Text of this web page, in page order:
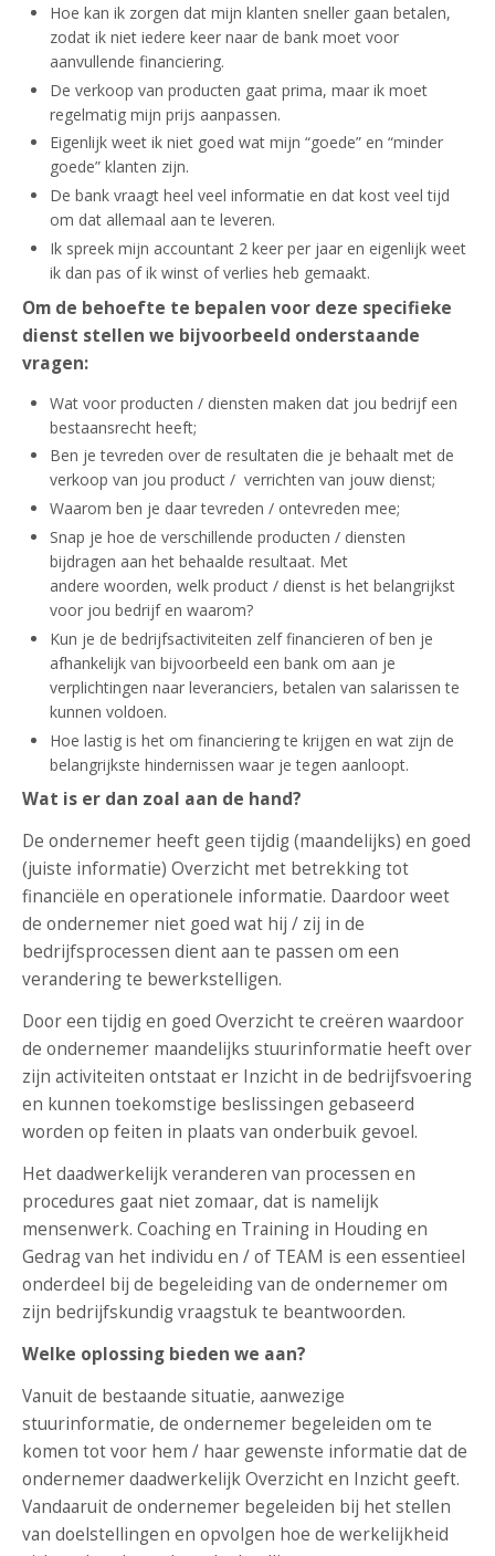
Hoe kan ik zorgen dat mijn klanten sneller gaan betalen,
zodat ik niet iedere keer naar de bank moet voor
aanvullende financiering.
De verkoop van producten gaat prima, maar ik moet
regelmatig mijn prijs aanpassen.
Eigenlijk weet ik niet goed wat mijn “goede” en “minder
goede” klanten zijn.
De bank vraagt heel veel informatie en dat kost veel tijd
om dat allemaal aan te leveren.
Ik spreek mijn accountant 2 keer per jaar en eigenlijk weet
ik dan pas of ik winst of verlies heb gemaakt.
Om de behoefte te bepalen voor deze specifieke
dienst stellen we bijvoorbeeld onderstaande
vragen:
Wat voor producten / diensten maken dat jou bedrijf een
bestaansrecht heeft;
Ben je tevreden over de resultaten die je behaalt met de
verkoop van jou product / verrichten van jouw dienst;
Waarom ben je daar tevreden / ontevreden mee;
Snap je hoe de verschillende producten / diensten
bijdragen aan het behaalde resultaat. Met
andere woorden, welk product / dienst is het belangrijkst
voor jou bedrijf en waarom?
Kun je de bedrijfsactiviteiten zelf financieren of ben je
afhankelijk van bijvoorbeeld een bank om aan je
verplichtingen naar leveranciers, betalen van salarissen te
kunnen voldoen.
Hoe lastig is het om financiering te krijgen en wat zijn de
belangrijkste hindernissen waar je tegen aanloopt.
Wat is er dan zoal aan de hand?
De ondernemer heeft geen tijdig (maandelijks) en goed
(juiste informatie) Overzicht met betrekking tot
financiële en operationele informatie. Daardoor weet
de ondernemer niet goed wat hij / zij in de
bedrijfsprocessen dient aan te passen om een
verandering te bewerkstelligen.
Door een tijdig en goed Overzicht te creëren waardoor
de ondernemer maandelijks stuurinformatie heeft over
zijn activiteiten ontstaat er Inzicht in de bedrijfsvoering
en kunnen toekomstige beslissingen gebaseerd
worden op feiten in plaats van onderbuik gevoel.
Het daadwerkelijk veranderen van processen en
procedures gaat niet zomaar, dat is namelijk
mensenwerk. Coaching en Training in Houding en
Gedrag van het individu en / of TEAM is een essentieel
onderdeel bij de begeleiding van de ondernemer om
zijn bedrijfskundig vraagstuk te beantwoorden.
Welke oplossing bieden we aan?
Vanuit de bestaande situatie, aanwezige
stuurinformatie, de ondernemer begeleiden om te
komen tot voor hem / haar gewenste informatie dat de
ondernemer daadwerkelijk Overzicht en Inzicht geeft.
Vandaaruit de ondernemer begeleiden bij het stellen
van doelstellingen en opvolgen hoe de werkelijkheid